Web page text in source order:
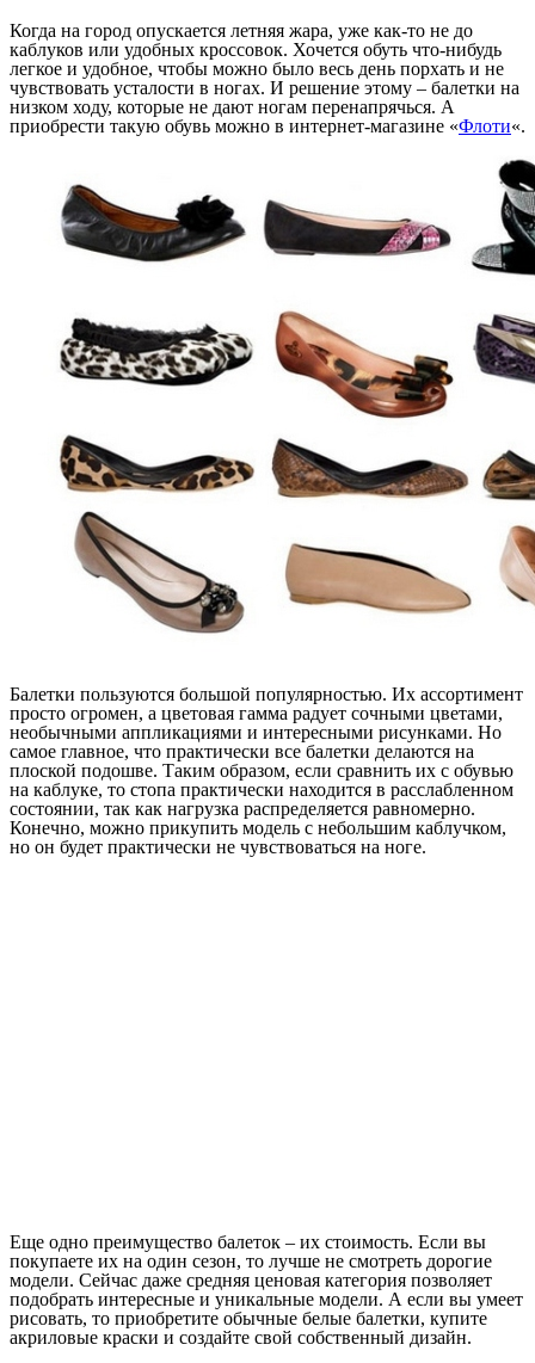
Когда на город опускается летняя жара, уже как-то не до
каблуков или удобных кроссовок. Хочется обуть что-нибудь
легкое и удобное, чтобы можно было весь день порхать и не
чувствовать усталости в ногах. И решение этому – балетки на
низком ходу, которые не дают ногам перенапрячься. А
приобрести такую обувь можно в интернет-магазине «Флоти«.
Балетки пользуются большой популярностью. Их ассортимент
просто огромен, а цветовая гамма радует сочными цветами,
необычными аппликациями и интересными рисунками. Но
самое главное, что практически все балетки делаются на
плоской подошве. Таким образом, если сравнить их с обувью
на каблуке, то стопа практически находится в расслабленном
состоянии, так как нагрузка распределяется равномерно.
Конечно, можно прикупить модель с небольшим каблучком,
но он будет практически не чувствоваться на ноге.
Еще одно преимущество балеток – их стоимость. Если вы
покупаете их на один сезон, то лучше не смотреть дорогие
модели. Сейчас даже средняя ценовая категория позволяет
подобрать интересные и уникальные модели. А если вы умеет
рисовать, то приобретите обычные белые балетки, купите
акриловые краски и создайте свой собственный дизайн.